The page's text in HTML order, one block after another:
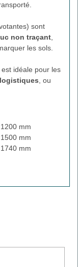
sont
non traçant
les sols.
est idéale pour les
, ou
mm
mm
mm